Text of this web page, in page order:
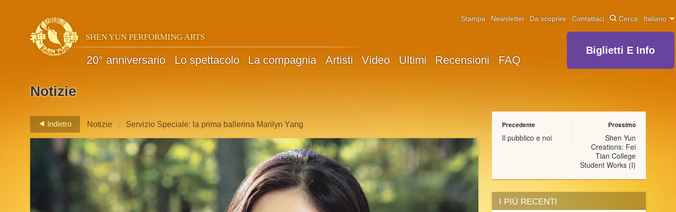
SHEN YUN PERFORMING ARTS
20° anniversario Lo spettacolo La compagnia Artisti Video Ultimi Recensioni FAQ
Stampa Newsletter Da scoprire Contattaci Cerca Italiano
Biglietti E Info
Notizie
Indietro Notizie > Servizio Speciale: la prima ballerina Marilyn Yang Precedente
Il pubblico e noi
Prossimo
Shen Yun
Creations: Fei
Tian College
Student Works (I)
I PIÙ RECENTI